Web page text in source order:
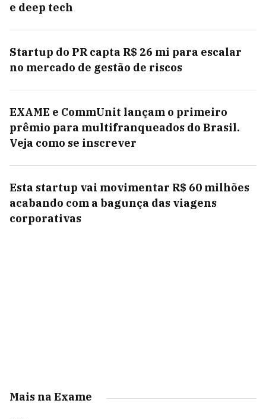
e deep tech
Startup do PR capta R$ 26 mi para escalar
no mercado de gestão de riscos
EXAME e CommUnit lançam o primeiro
prêmio para multifranqueados do Brasil.
Veja como se inscrever
Esta startup vai movimentar R$ 60 milhões
acabando com a bagunça das viagens
corporativas
Mais na Exame